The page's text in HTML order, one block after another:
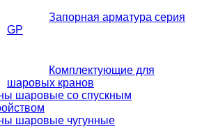
Запорная арматура серия
GP
Комплектующие для
шаровых кранов
шаровые со спускным
шаровые чугунные